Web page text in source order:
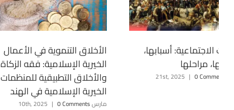
الأخلاق التنموية في الأعمال
الخيرية الإسلامية: فقه الزكاة
والأخلاق التطبيقية للمنظمات
الخيرية الإسلامية في الهند
مارس 10th, 2025 | 0 Comments
الاجتماعية: أسبابها،
مراحلها
| 0 Comments